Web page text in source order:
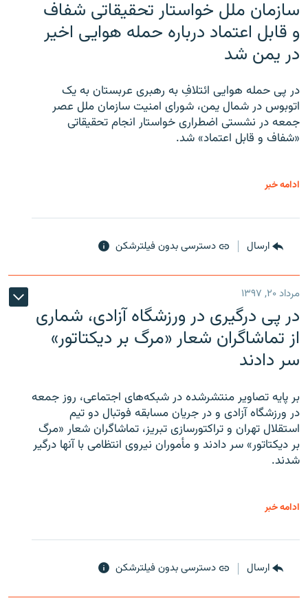
سازمان ملل خواستار تحقیقاتی شفاف
و قابل اعتماد درباره حمله هوایی اخیر
در یمن شد
در پی حمله هوایی ائتلافِ به رهبری عربستان به یک
اتوبوس در شمال یمن، شورای امنیت سازمان ملل عصر
جمعه در نشستی اضطراری خواستار انجام تحقیقاتی
«شفاف و قابل اعتماد» شد.
ادامه خبر
ارسال دسترسی بدون فیلترشکن
مرداد ۲۰, ۱۳۹۷
در پی درگیری در ورزشگاه آزادی، شماری
از تماشاگران شعار «مرگ بر دیکتاتور»
سر دادند
بر پایه تصاویر منتشرشده در شبکه‌های اجتماعی، روز جمعه
در ورزشگاه آزادی و در جریان مسابقه فوتبال دو تیم
استقلال تهران و تراکتورسازی تبریز، تماشاگران شعار «مرگ
بر دیکتاتور» سر دادند و مأموران نیروی انتظامی با آنها درگیر
شدند.
ادامه خبر
ارسال دسترسی بدون فیلترشکن